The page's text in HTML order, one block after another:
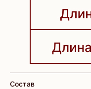
Состав